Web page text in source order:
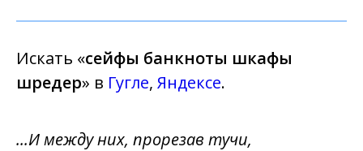
Искать «сейфы банкноты шкафы
шредер» в Гугле, Яндексе.
...И между них, прорезав тучи,